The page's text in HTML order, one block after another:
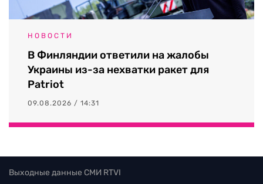
НОВОСТИ
В Финляндии ответили на жалобы
Украины из-за нехватки ракет для
Patriot
09.08.2026 / 14:31
Выходные данные СМИ RTVI